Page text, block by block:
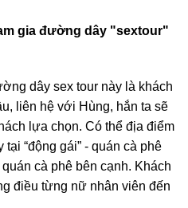
gia đường dây "sextour"
dây sex tour này là khách
liên hệ với Hùng, hắn ta sẽ
lựa chọn. Có thể địa điểm
tại “động gái” - quán cà phê
cà phê bên cạnh. Khách
điều từng nữ nhân viên đến